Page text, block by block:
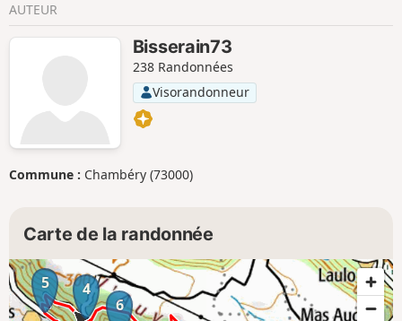
AUTEUR
Bisserain73
238 Randonnées
Visorandonneur
Commune : Chambéry (73000)
Carte de la randonnée
4
5
6